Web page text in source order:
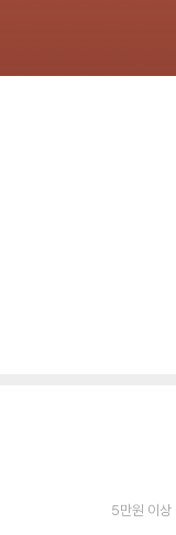
5만원 이상